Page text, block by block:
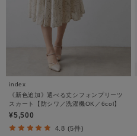
index
《新色追加》選べる丈シフォンプリーツ
スカート【防シワ／洗濯機OK／6col】
¥5,500
4.8 (5件)